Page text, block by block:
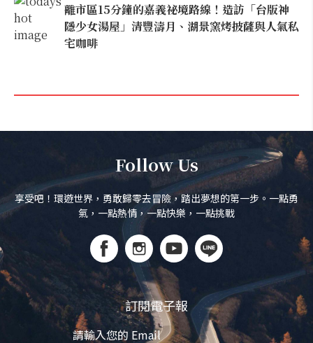
離市區15分鐘的嘉義祕境路線！造訪「台版神
隱少女湯屋」清豐濤月、湖景窯烤披薩與人氣私
宅咖啡
Follow Us
享受吧！環遊世界，勇敢歸零去冒險，踏出夢想的第一步。一點勇
氣，一點熱情，一點快樂，一點挑戰
訂閱電子報